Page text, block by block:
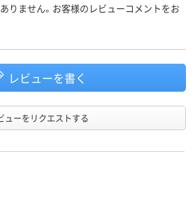
りません。お客様のレビューコメントをお
レビューを書く
ューをリクエストする